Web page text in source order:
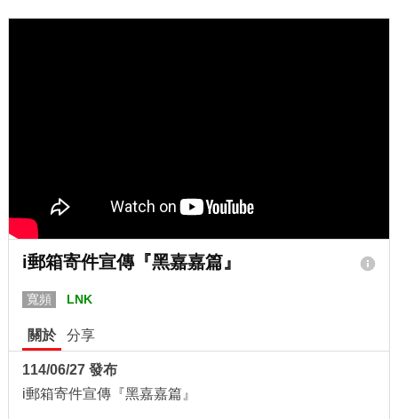
i郵箱寄件宣傳『黑嘉嘉篇』
寬頻 LNK
關於 分享
114/06/27 發布
i郵箱寄件宣傳『黑嘉嘉篇』